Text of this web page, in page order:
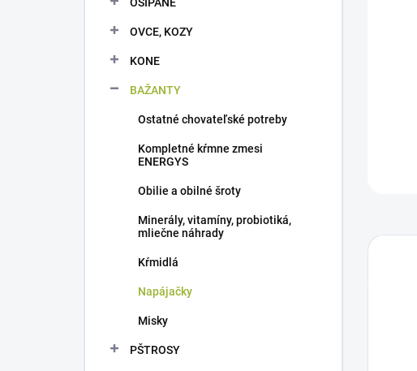
OVCE, KOZY
KONE
BAŽANTY
Ostatné chovateľské potreby
Kompletné kŕmne zmesi
ENERGYS
Obilie a obilné šroty
Minerály, vitamíny, probiotiká,
mliečne náhrady
Kŕmidlá
Napájačky
Misky
PŠTROSY